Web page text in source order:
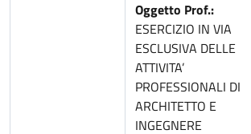
Oggetto Prof.:
ESERCIZIO IN VIA
ESCLUSIVA DELLE
ATTIVITA’
PROFESSIONALI DI
ARCHITETTO E
INGEGNERE